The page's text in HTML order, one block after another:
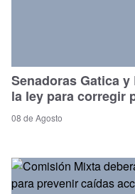
Senadoras Gatica
la ley para corregir
08 de Agosto